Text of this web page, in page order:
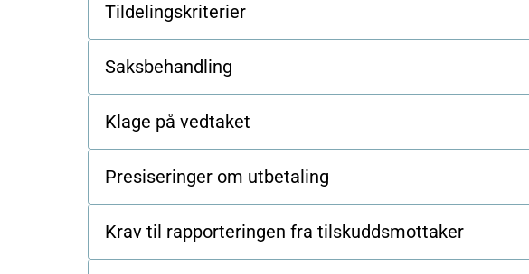
Tildelingskriterier
Saksbehandling
Klage på vedtaket
Presiseringer om utbetaling
Krav til rapporteringen fra tilskuddsmottaker